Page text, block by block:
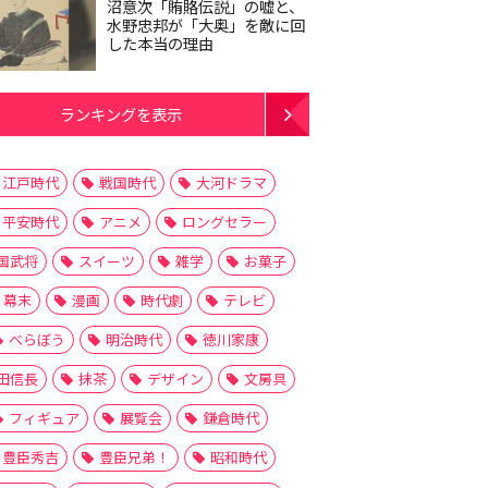
沼意次「賄賂伝説」の嘘と、
水野忠邦が「大奥」を敵に回
した本当の理由
ランキングを表示
江戸時代 戦国時代
大河ドラマ
平安時代
アニメ
ロングセラー
武将
スイーツ 雑学
お菓子
幕末
漫画 時代劇
テレビ
べらぼう
明治時代
徳川家康
信長
抹茶 デザイン
文房具
フィギュア
展覧会
鎌倉時代
豊臣秀吉
豊臣兄弟！
昭和時代